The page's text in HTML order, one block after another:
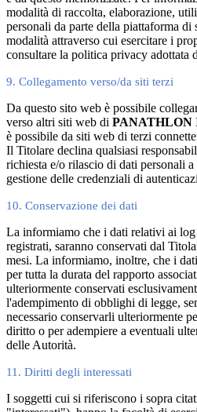
modalità di raccolta, elaborazione,
personali da parte della piattaforma
modalità attraverso cui esercitare i
consultare la politica privacy adottata
9. Collegamento verso/da siti terzi
Da questo sito web è possibile
verso altri siti web di
è possibile da siti web di terzi
Il Titolare declina qualsiasi
richiesta e/o rilascio di dati personali
gestione delle credenziali di
10. Conservazione dei dati
La informiamo che i dati relativi ai
registrati, saranno conservati dal
mesi. La informiamo, inoltre, che i
per tutta la durata del rapporto
ulteriormente conservati
l'adempimento di obblighi di legge,
necessario conservarli ulteriormente
diritto o per adempiere a eventuali
delle Autorità.
11. Diritti degli interessati
I soggetti cui si riferiscono i sopra